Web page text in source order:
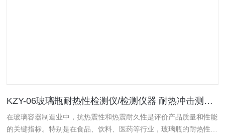
KZY-06玻璃瓶耐热性检测仪/检测仪器 耐热冲击测试仪
在玻璃容器制造业中，抗热震性和热震耐久性是评价产品质量和性能
的关键指标。特别是在食品、饮料、医药等行业，玻璃瓶的耐热性能